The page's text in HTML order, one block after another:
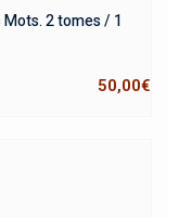
Mots. 2 tomes / 1
50,00€